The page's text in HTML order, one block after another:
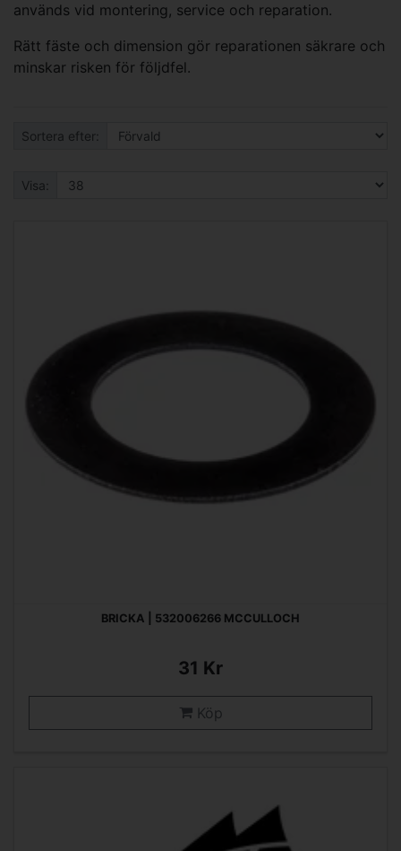
används vid montering, service och reparation.
Rätt fäste och dimension gör reparationen säkrare och
minskar risken för följdfel.
Sortera efter:
Visa:
BRICKA | 532006266 MCCULLOCH
31 Kr
Köp